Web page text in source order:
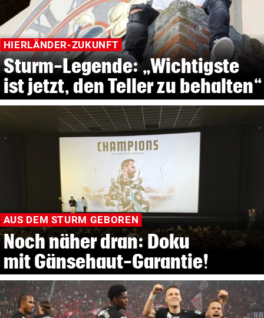
HIERLÄNDER-ZUKUNFT
Sturm-Legende: „Wichtigste
ist jetzt, den Teller zu behalten“
AUS DEM STURM GEBOREN
Noch näher dran: Doku
mit Gänsehaut-Garantie!